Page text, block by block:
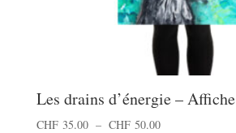
Les drains d’énergie – Affiche
CHF35.00 – CHF50.00Plage